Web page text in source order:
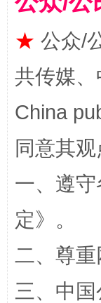
揭批
解纷+调
★ 公众/
共传媒
China
同意其
一、遵
定》。
二、尊
三、中